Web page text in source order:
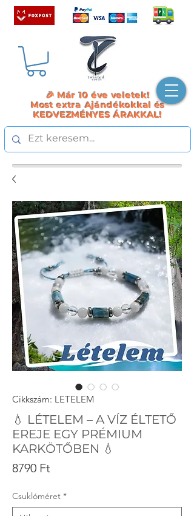
🎉 Már 10 éve veletek!
Most extra Ajándékokkal és
KEDVEZMÉNYES ÁRAKKAL!
Cikkszám: LETELEM
💧 LÉTELEM – A VÍZ ÉLTETŐ
EREJE EGY PRÉMIUM
KARKÖTŐBEN 💧
8790 FtÁr
Csuklóméret *